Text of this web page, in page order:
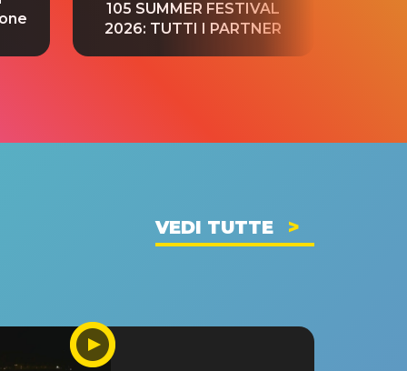
105 SUMMER FESTIVAL
2026: TUTTI I PARTNER
VEDI TUTTE